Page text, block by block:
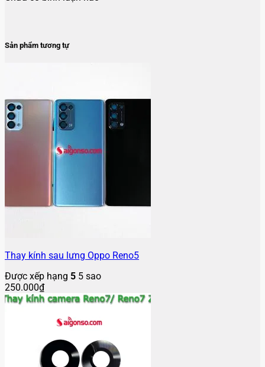
Sản phẩm tương tự
Thay kính sau lưng Oppo Reno5
Được xếp hạng 5 5 sao
250.000₫